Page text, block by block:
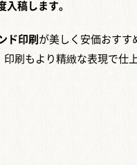
入稿します。
ド印刷 が美しく安価おすす
刷もより精緻な表現で仕